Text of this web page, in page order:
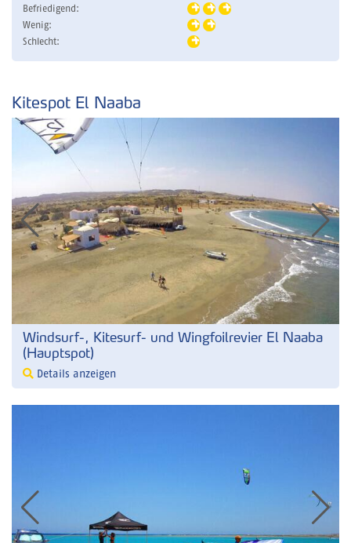
Befriedigend:
Wenig:
Schlecht:
Kitespot El Naaba
Windsurf-, Kitesurf- und Wingfoilrevier El Naaba
(Hauptspot)
Details anzeigen